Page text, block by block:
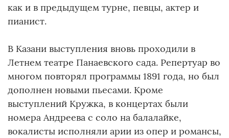
как и в предыдущем турне, певцы, актер и
пианист.
В Казани выступления вновь проходили в
Летнем театре Панаевского сада. Репертуар во
многом повторял программы 1891 года, но был
дополнен новыми пьесами. Кроме
выступлений Кружка, в концертах были
номера Андреева с соло на балалайке,
вокалисты исполняли арии из опер и романсы,